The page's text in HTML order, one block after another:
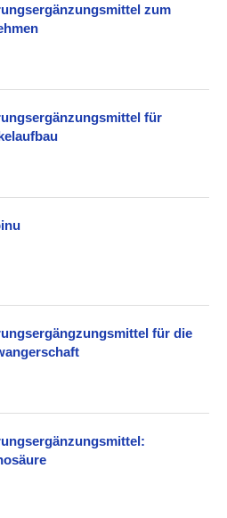
zum
für
für die